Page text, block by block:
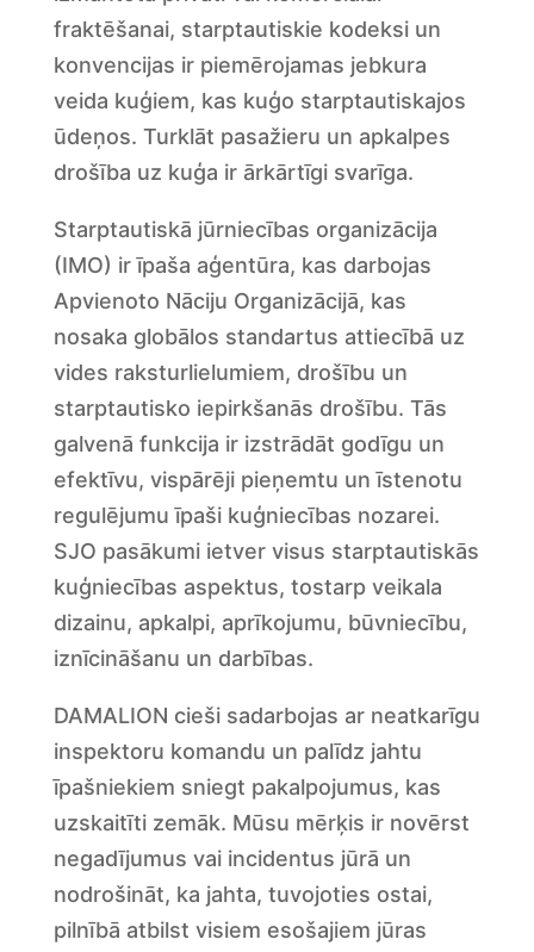
fraktēšanai, starptautiskie kodeksi un
konvencijas ir piemērojamas jebkura
veida kuģiem, kas kuģo starptautiskajos
ūdeņos. Turklāt pasažieru un apkalpes
drošība uz kuģa ir ārkārtīgi svarīga.
Starptautiskā jūrniecības organizācija
(IMO) ir īpaša aģentūra, kas darbojas
Apvienoto Nāciju Organizācijā, kas
nosaka globālos standartus attiecībā uz
vides raksturlielumiem, drošību un
starptautisko iepirkšanās drošību. Tās
galvenā funkcija ir izstrādāt godīgu un
efektīvu, vispārēji pieņemtu un īstenotu
regulējumu īpaši kuģniecības nozarei.
SJO pasākumi ietver visus starptautiskās
kuģniecības aspektus, tostarp veikala
dizainu, apkalpi, aprīkojumu, būvniecību,
iznīcināšanu un darbības.
DAMALION cieši sadarbojas ar neatkarīgu
inspektoru komandu un palīdz jahtu
īpašniekiem sniegt pakalpojumus, kas
uzskaitīti zemāk. Mūsu mērķis ir novērst
negadījumus vai incidentus jūrā un
nodrošināt, ka jahta, tuvojoties ostai,
pilnībā atbilst visiem esošajiem jūras